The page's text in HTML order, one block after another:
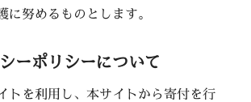
に努めるものとします。
ーポリシーについて
トを利用し、本サイトから寄付を行